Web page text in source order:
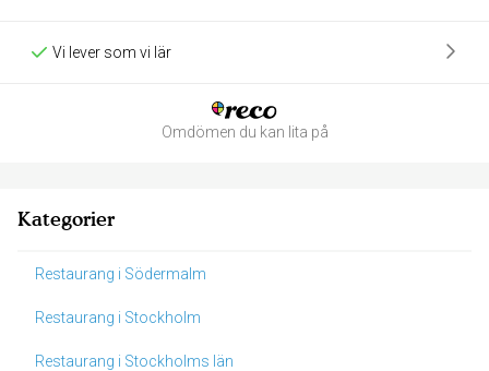
Vi lever som vi lär
Omdömen du kan lita på
Kategorier
Restaurang i Södermalm
Restaurang i Stockholm
Restaurang i Stockholms län